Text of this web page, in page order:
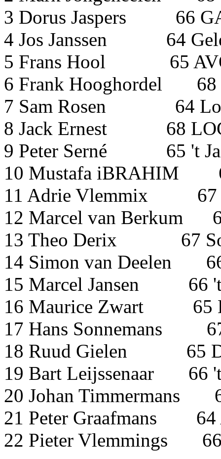
3 Dorus Jaspers 66
4 Jos Janssen 64
5 Frans Hool
6 Frank Hooghordel 68
7 Sam Rosen 64
8 Jack Ernest
9 Peter Serné 65 't
10 Mustafa iBRAHIM
11 Adrie Vlemmix 67
12 Marcel van
13 Theo Derix 67
14 Simon van Deelen
15 Marcel Jansen 66
16 Maurice Zwart
17 Hans
18 Ruud Gielen 65
19 Bart Leijssenaar
20 Johan
21 Peter
22 Pieter